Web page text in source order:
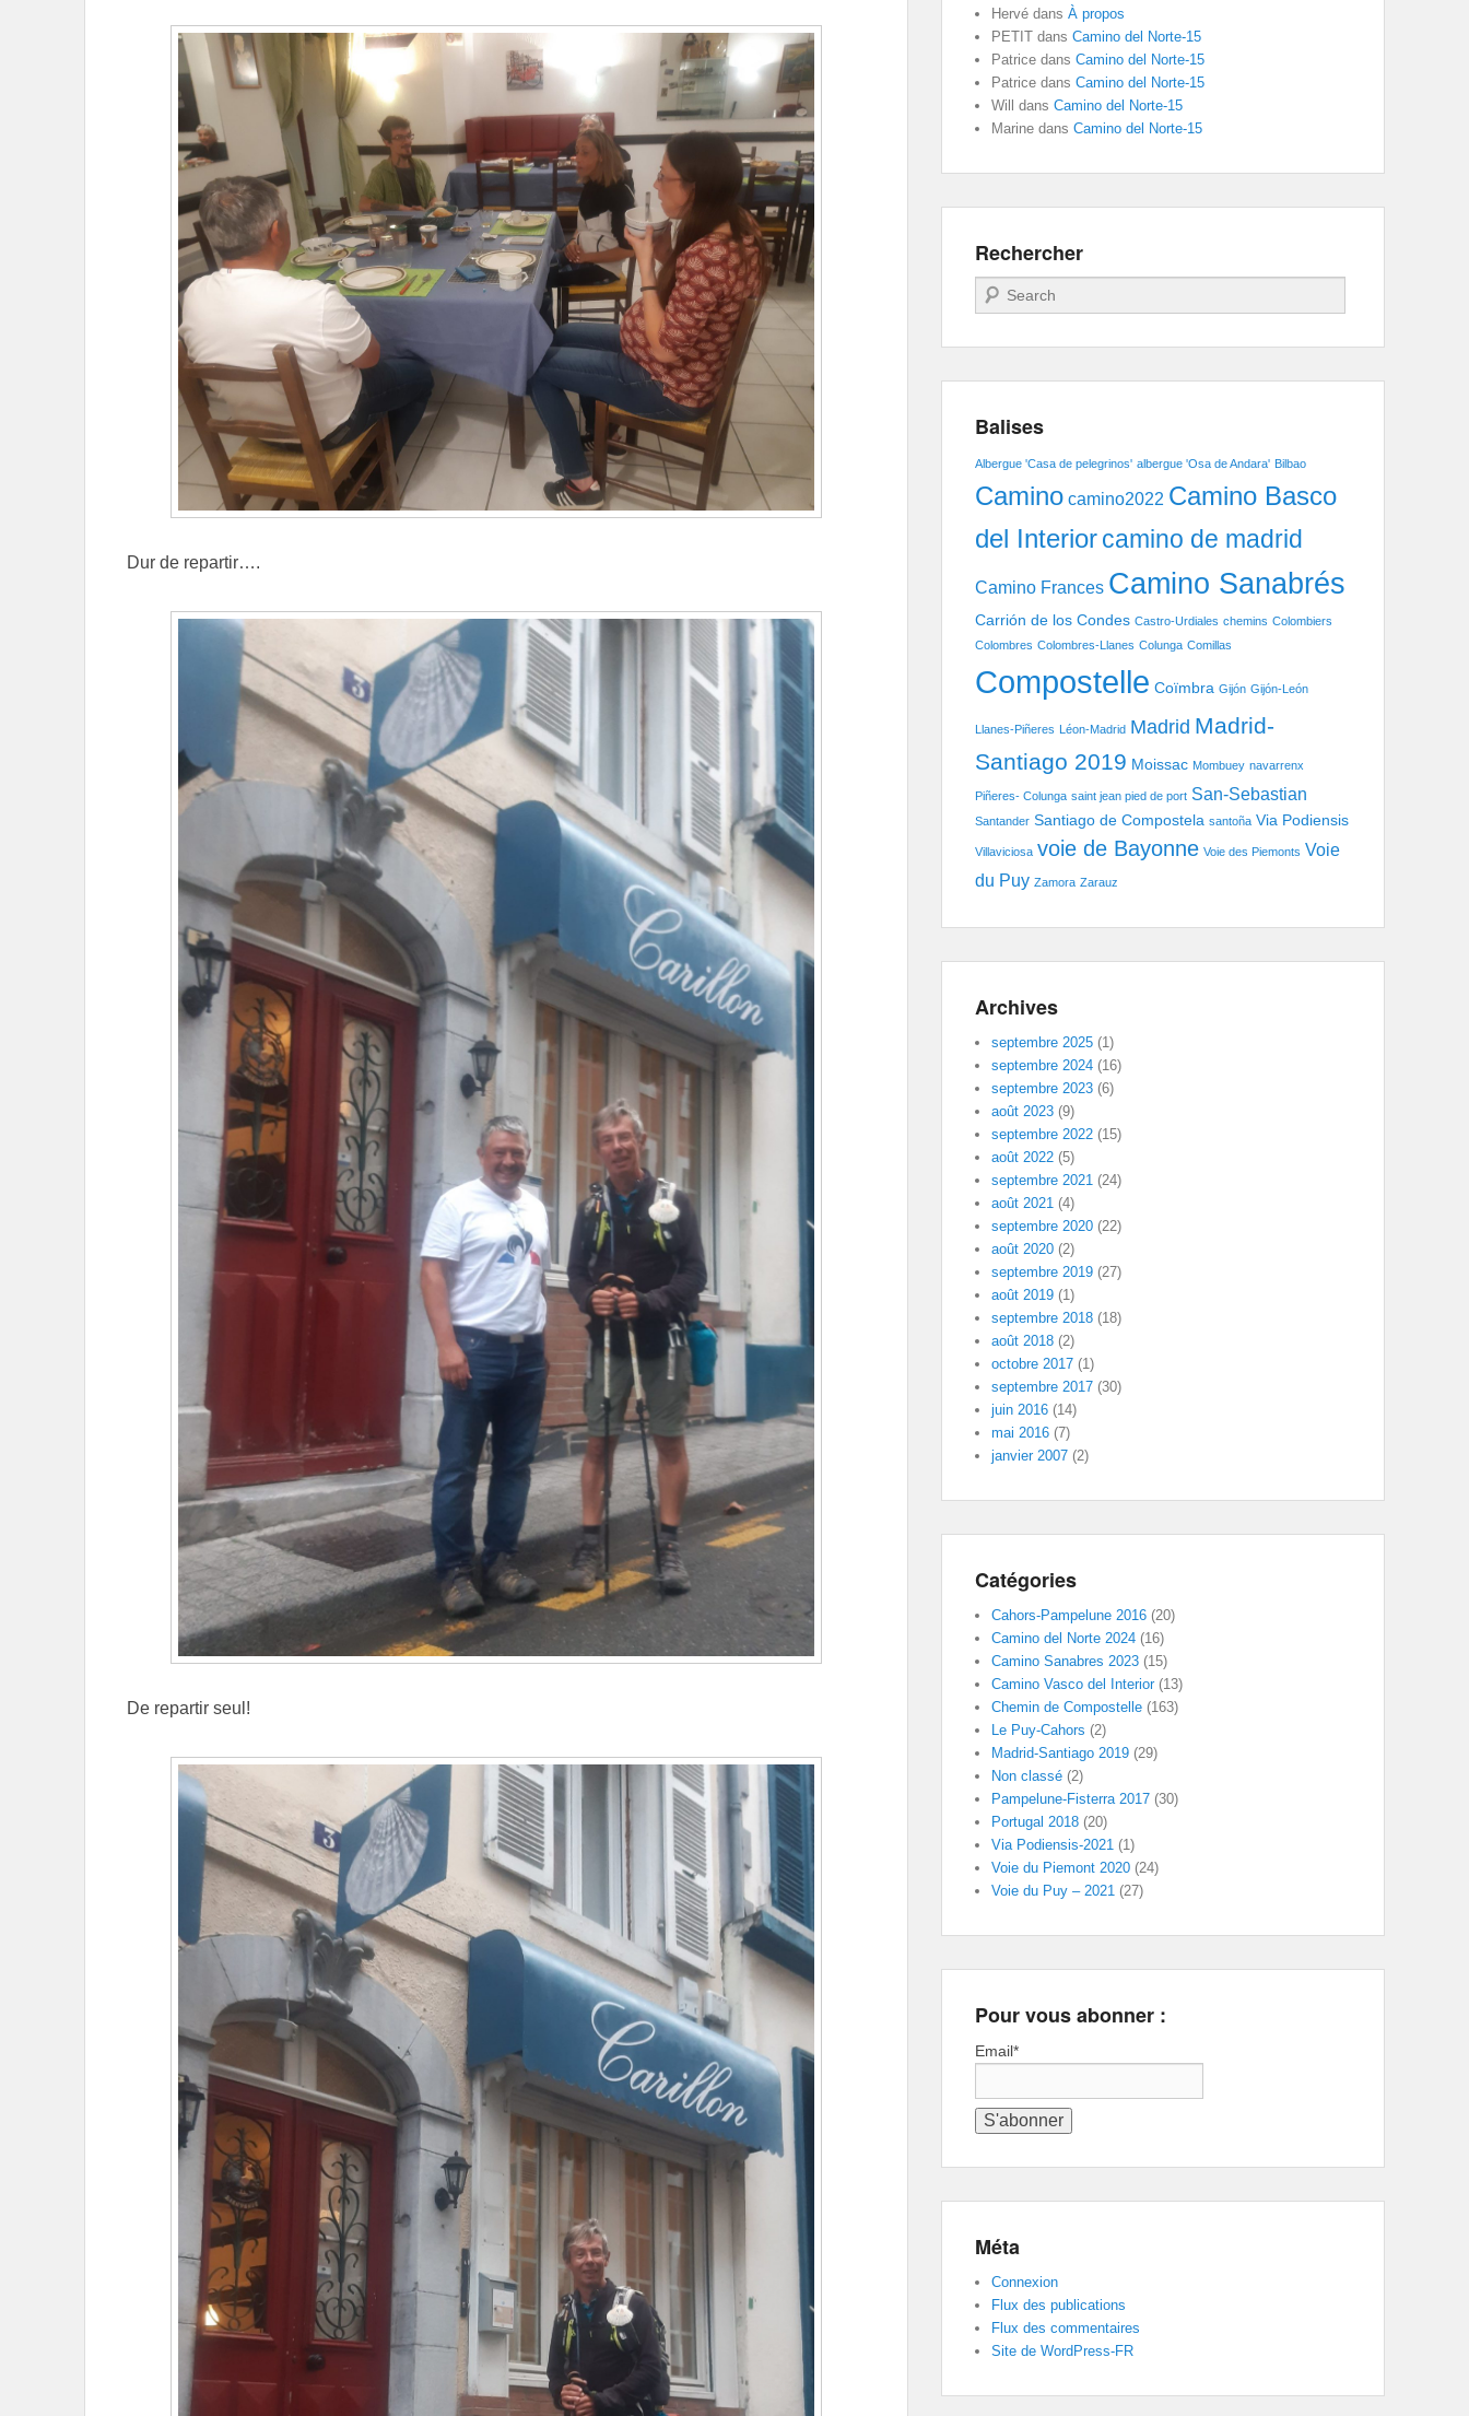
Dur de repartir….
De repartir seul!
Hervé dans À propos
PETIT dans Camino del Norte-15
Patrice dans Camino del Norte-15
Patrice dans Camino del Norte-15
Will
dans Camino del Norte-15
Marine dans Camino del Norte-15
Rechercher
Recherche
Balises
Albergue 'Casa de pelegrinos' albergue 'Osa de Andara' Bilbao
Camino camino2022 Camino Basco
del Interiorcamino de madrid
Camino Frances Camino Sanabrés
Carrión de los Condes Castro-Urdiales chemins Colombiers
Colombres Colombres-Llanes Colunga Comillas
Compostelle Coïmbra Gijón Gijón-León
Llanes-Piñeres Léon-Madrid Madrid Madrid-
Santiago 2019 Moissac Mombuey navarrenx
Piñeres- Colunga saint jean pied de port San-Sebastian
Santander Santiago de Compostela santoña Via Podiensis
Villaviciosa voie de Bayonne Voie des Piemonts Voie
du Puy Zamora Zarauz
Archives
septembre 2025 (1)
septembre 2024 (16)
septembre 2023 (6)
août 2023 (9)
septembre 2022 (15)
août 2022 (5)
septembre 2021 (24)
août 2021 (4)
septembre 2020 (22)
août 2020 (2)
septembre 2019 (27)
août 2019 (1)
septembre 2018 (18)
août 2018 (2)
octobre 2017 (1)
septembre 2017 (30)
juin 2016 (14)
mai 2016 (7)
janvier 2007 (2)
Catégories
Cahors-Pampelune 2016 (20)
Camino del Norte 2024 (16)
Camino Sanabres 2023 (15)
Camino Vasco del Interior(13)
Chemin de Compostelle (163)
Le Puy-Cahors (2)
Madrid-Santiago 2019 (29)
Non classé (2)
Pampelune-Fisterra 2017 (30)
Portugal 2018 (20)
Via Podiensis-2021 (1)
Voie du Piemont 2020 (24)
Voie du Puy – 2021 (27)
Pour vous abonner :
Email*
Méta
Connexion
Flux des publications
Flux des commentaires
Site de WordPress-FR